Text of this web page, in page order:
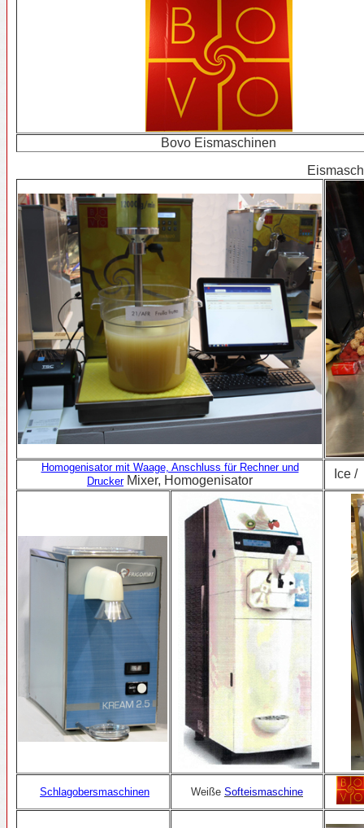
Bovo Eismaschinen
Homogenisator mit Waage, Anschluss für Rechner und
Drucker Mixer, Homogenisator Ice /
Schlagobersmaschinen Weiße Softeismaschine